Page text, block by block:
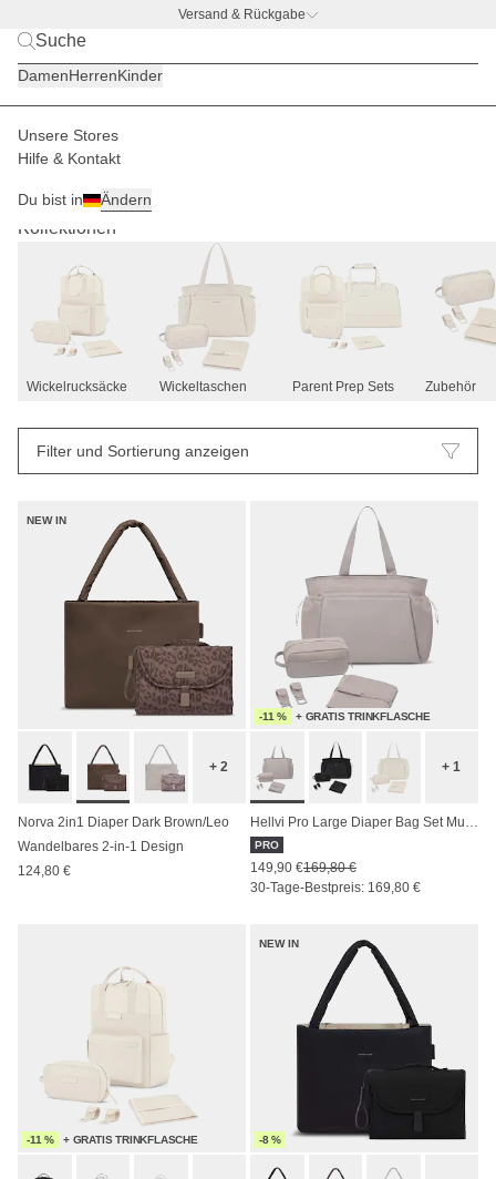
Versand & Rückgabe
DamenHerrenKinder
Unsere Stores
Hilfe & Kontakt
Du bist in Ändern
Wickelrucksäcke & -taschen
Kollektionen
Wickelrucksäcke Wickeltaschen Parent Prep Sets Zubehör
Filter und Sortierung anzeigen
NEW IN
+ 2
Norva 2in1 Diaper Dark Brown/Leo
Wandelbares 2-in-1 Design
124,80 €
-11 % + GRATIS TRINKFLASCHE
+ 1
PRO
149,90 €169,80 €
30-Tage-Bestpreis: 169,80 €
-11 % + GRATIS TRINKFLASCHE
NEW IN
-8 %